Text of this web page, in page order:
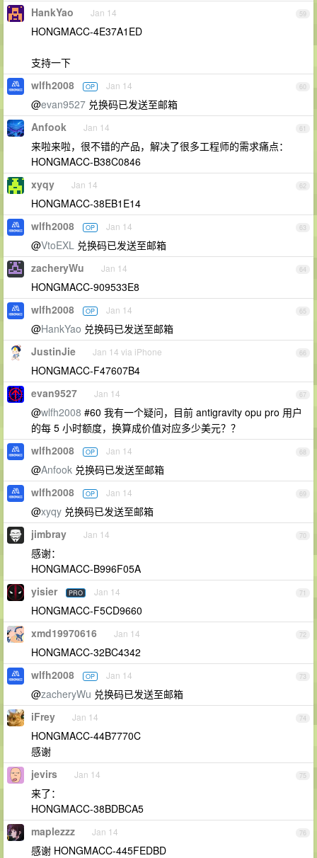
59
HankYao Jan 14
HONGMACC-4E37A1ED
支持一下
60
wlfh2008 OP Jan 14
@evan9527 兑换码已发送至邮箱
61
Anfook Jan 14
来啦来啦，很不错的产品，解决了很多工程师的需求痛点：
HONGMACC-B38C0846
62
xyqy Jan 14
HONGMACC-38EB1E14
63
wlfh2008 OP Jan 14
@VtoEXL 兑换码已发送至邮箱
64
zacheryWu Jan 14
HONGMACC-909533E8
65
wlfh2008 OP Jan 14
@HankYao 兑换码已发送至邮箱
66
JustinJie Jan 14 via iPhone
HONGMACC-F47607B4
67
evan9527 Jan 14
@wlfh2008 #60 我有一个疑问，目前 antigravity opu pro 用户
的每 5 小时额度，换算成价值对应多少美元？？
68
wlfh2008 OP Jan 14
@Anfook 兑换码已发送至邮箱
69
wlfh2008 OP Jan 14
@xyqy 兑换码已发送至邮箱
70
jimbray Jan 14
感谢：
HONGMACC-B996F05A
71
yisier PRO Jan 14
HONGMACC-F5CD9660
72
xmd19970616 Jan 14
HONGMACC-32BC4342
73
wlfh2008 OP Jan 14
@zacheryWu 兑换码已发送至邮箱
74
iFrey Jan 14
HONGMACC-44B7770C
感谢
75
jevirs Jan 14
来了：
HONGMACC-38BDBCA5
76
maplezzz Jan 14
感谢 HONGMACC-445FEDBD